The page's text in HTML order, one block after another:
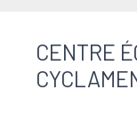
CENTRE